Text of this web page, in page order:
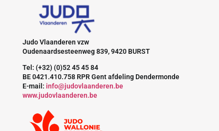
Judo Vlaanderen vzw
Oudenaardsesteenweg 839, 9420 BURST
Tel: (+32) (0)52 45 45 84
BE 0421.410.758 RPR Gent afdeling Dendermonde
E-mail: info@judovlaanderen.be
www.judovlaanderen.be